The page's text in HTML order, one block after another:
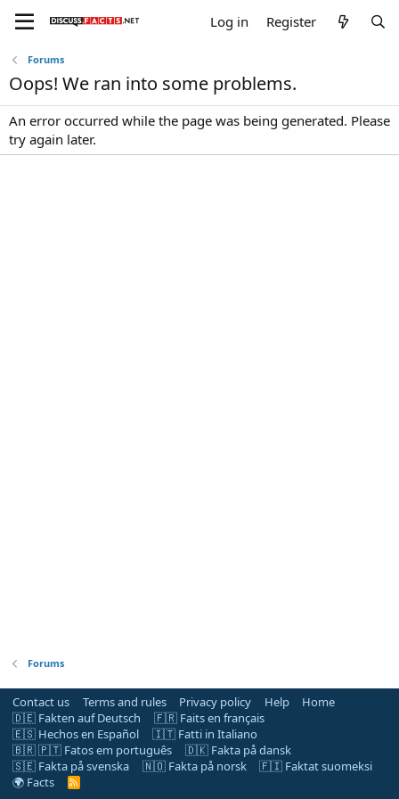
Log in Register
Forums
Oops! We ran into some problems.
An error occurred while the page was being generated. Please
try again later.
Forums
Contact us Terms and rules Privacy policy Help
Home
🇩🇪 Fakten auf Deutsch
🇫🇷 Faits en français
🇪🇸 Hechos en Español
🇮🇹 Fatti in Italiano
🇧🇷 🇵🇹 Fatos em português
🇩🇰 Fakta på dansk
🇸🇪 Fakta på svenska
🇳🇴 Fakta på norsk
🇫🇮 Faktat suomeksi
🌍 Facts
R